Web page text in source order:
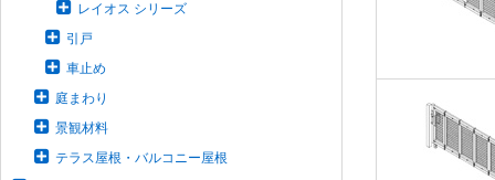
レイオス シリーズ
引戸
車止め
庭まわり
景観材料
テラス屋根・バルコニー屋根